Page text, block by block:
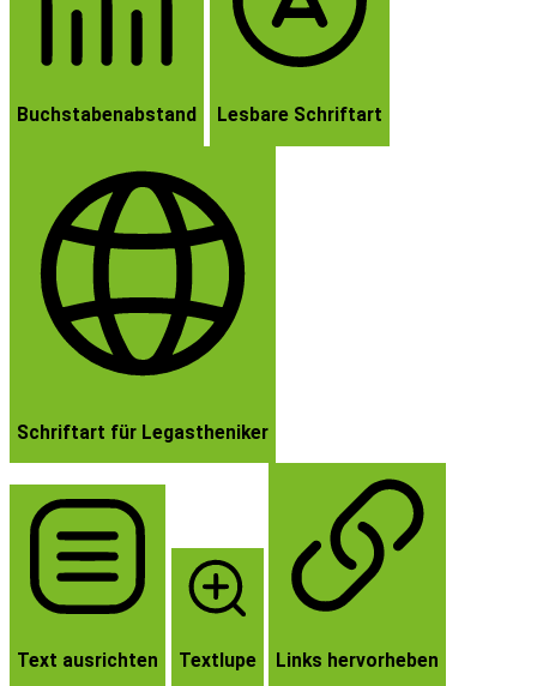
Buchstabenabstand Lesbare Schriftart
Schriftart für Legastheniker
Text ausrichten Textlupe Links hervorheben